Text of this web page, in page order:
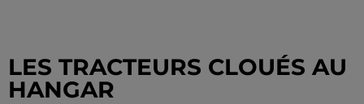
LES TRACTEURS CLOUÉS AU
HANGAR